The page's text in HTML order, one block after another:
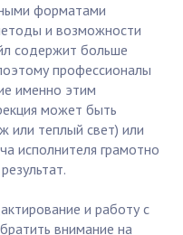
форматами
и возможности
содержит больше
профессионалы
именно этим
может быть
или теплый свет) или
исполнителя грамотно
и работу с
внимание на